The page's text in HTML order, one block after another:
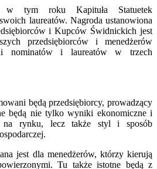
tym roku Kapituła Statuetek
laureatów. Nagroda ustanowiona
i Kupców Świdnickich jest
przedsiębiorców i menedżerów
nominatów i laureatów w trzech
będą przedsiębiorcy, prowadzący
będą nie tylko wyniki ekonomiczne i
na rynku, lecz także styl i sposób
jest dla menedżerów, którzy kierują
Tu także istotne będą z